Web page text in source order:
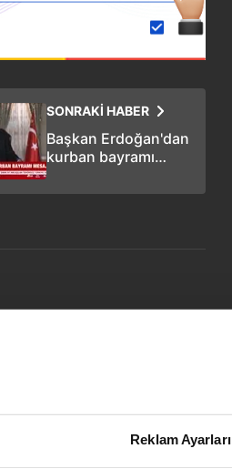
Reklam Ayarları
SONRAKİ HABER
Başkan Erdoğan'dan
kurban bayramı